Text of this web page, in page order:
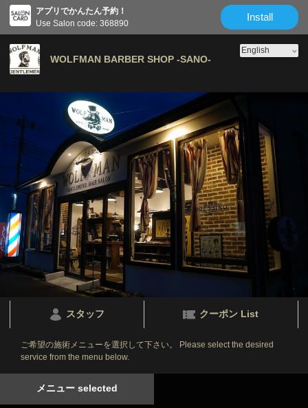
アプリでかんたん予約！
Use Salon code: 368890
Install
WOLFMAN BARBER SHOP -SANO-
スタッフ クーポン List
ご希望の施術メニューを選択して下さい。 Please select the desired
service from the menu below.
メニュー selected